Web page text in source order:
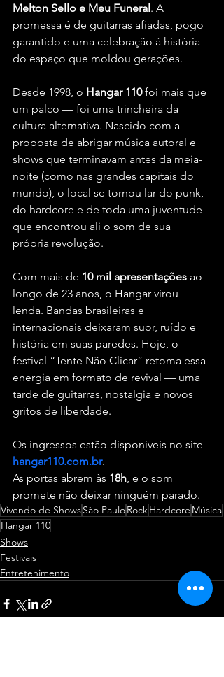
Melton Sello e Meu Funeral. A
promessa é de guitarras afiadas, pogo
garantido e uma celebração à história
do espaço que moldou gerações.
Desde 1998, o Hangar 110 foi mais que
um palco — foi uma trincheira da
cultura alternativa. Nascido com a
proposta de abrigar música autoral e
shows que terminavam antes da meia-
noite (como nas grandes capitais do
mundo), o local se tornou lar do punk,
do hardcore e de toda uma juventude
que encontrou ali o som de sua
própria revolução.
Com mais de 10 mil apresentações ao
longo de 23 anos, o Hangar virou
lenda. Bandas brasileiras e
internacionais deixaram suor, ruído e
história em suas paredes. Hoje, o
festival “Tente Não Clicar” retoma essa
energia em formato de revival — uma
tarde de guitarras, nostalgia e novos
gritos de liberdade.
Os ingressos estão disponíveis no site
hangar110.com.br.
As portas abrem às 18h, e o som
promete não deixar ninguém parado.
Vivendo de ShowsSão PauloRockHardcore Música
Hangar 110
Shows
Festivais
Entretenimento